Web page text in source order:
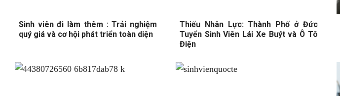
Sinh viên đi làm thêm : Trải nghiệm
quý giá và cơ hội phát triển toàn diện
Thiếu Nhân Lực: Thành Phố ở Đức
Tuyển Sinh Viên Lái Xe Buýt và Ô Tô
Điện